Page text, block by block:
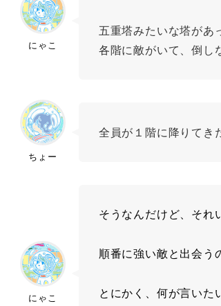
にゃこ
五重塔みたいな塔があ
各階に敵がいて、倒し
ちょー
全員が１階に降りてき
にゃこ
そうなんだけど、それ
順番に強い敵と出会う
とにかく、何が言いた